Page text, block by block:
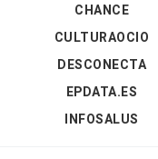
CHANCE
CULTURAOCIO
DESCONECTA
EPDATA.ES
INFOSALUS